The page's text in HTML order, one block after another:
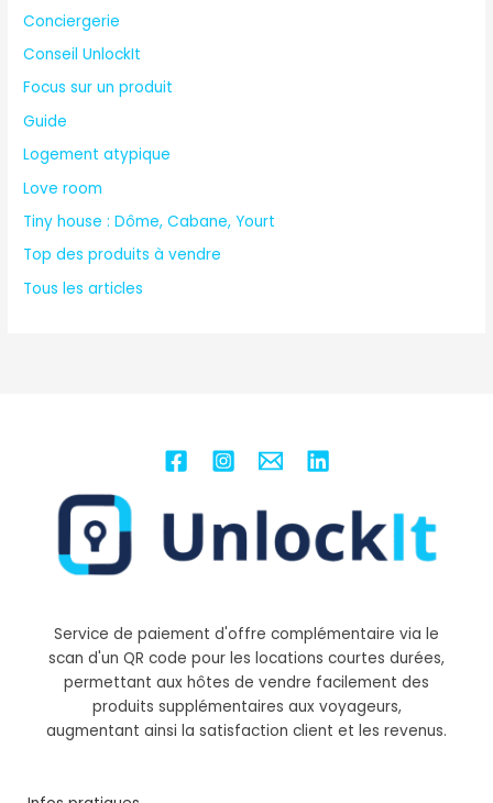
Conciergerie
Conseil UnlockIt
Focus sur un produit
Guide
Logement atypique
Love room
Tiny house : Dôme, Cabane, Yourt
Top des produits à vendre
Tous les articles
Service de paiement d'offre complémentaire via le
scan d'un QR code pour les locations courtes durées,
permettant aux hôtes de vendre facilement des
produits supplémentaires aux voyageurs,
augmentant ainsi la satisfaction client et les revenus.